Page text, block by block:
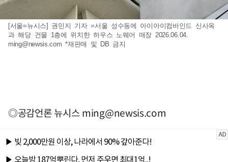
[서울=뉴시스] 권민지 기자 =서울 성수동에 아이아이컴바인드 신사옥
과 해당 건물 1층에 위치한 하우스 노웨어 매장 2026.06.04.
ming@newsis.com *재판매 및 DB 금지
◎공감언론 뉴시스ming@newsis.com